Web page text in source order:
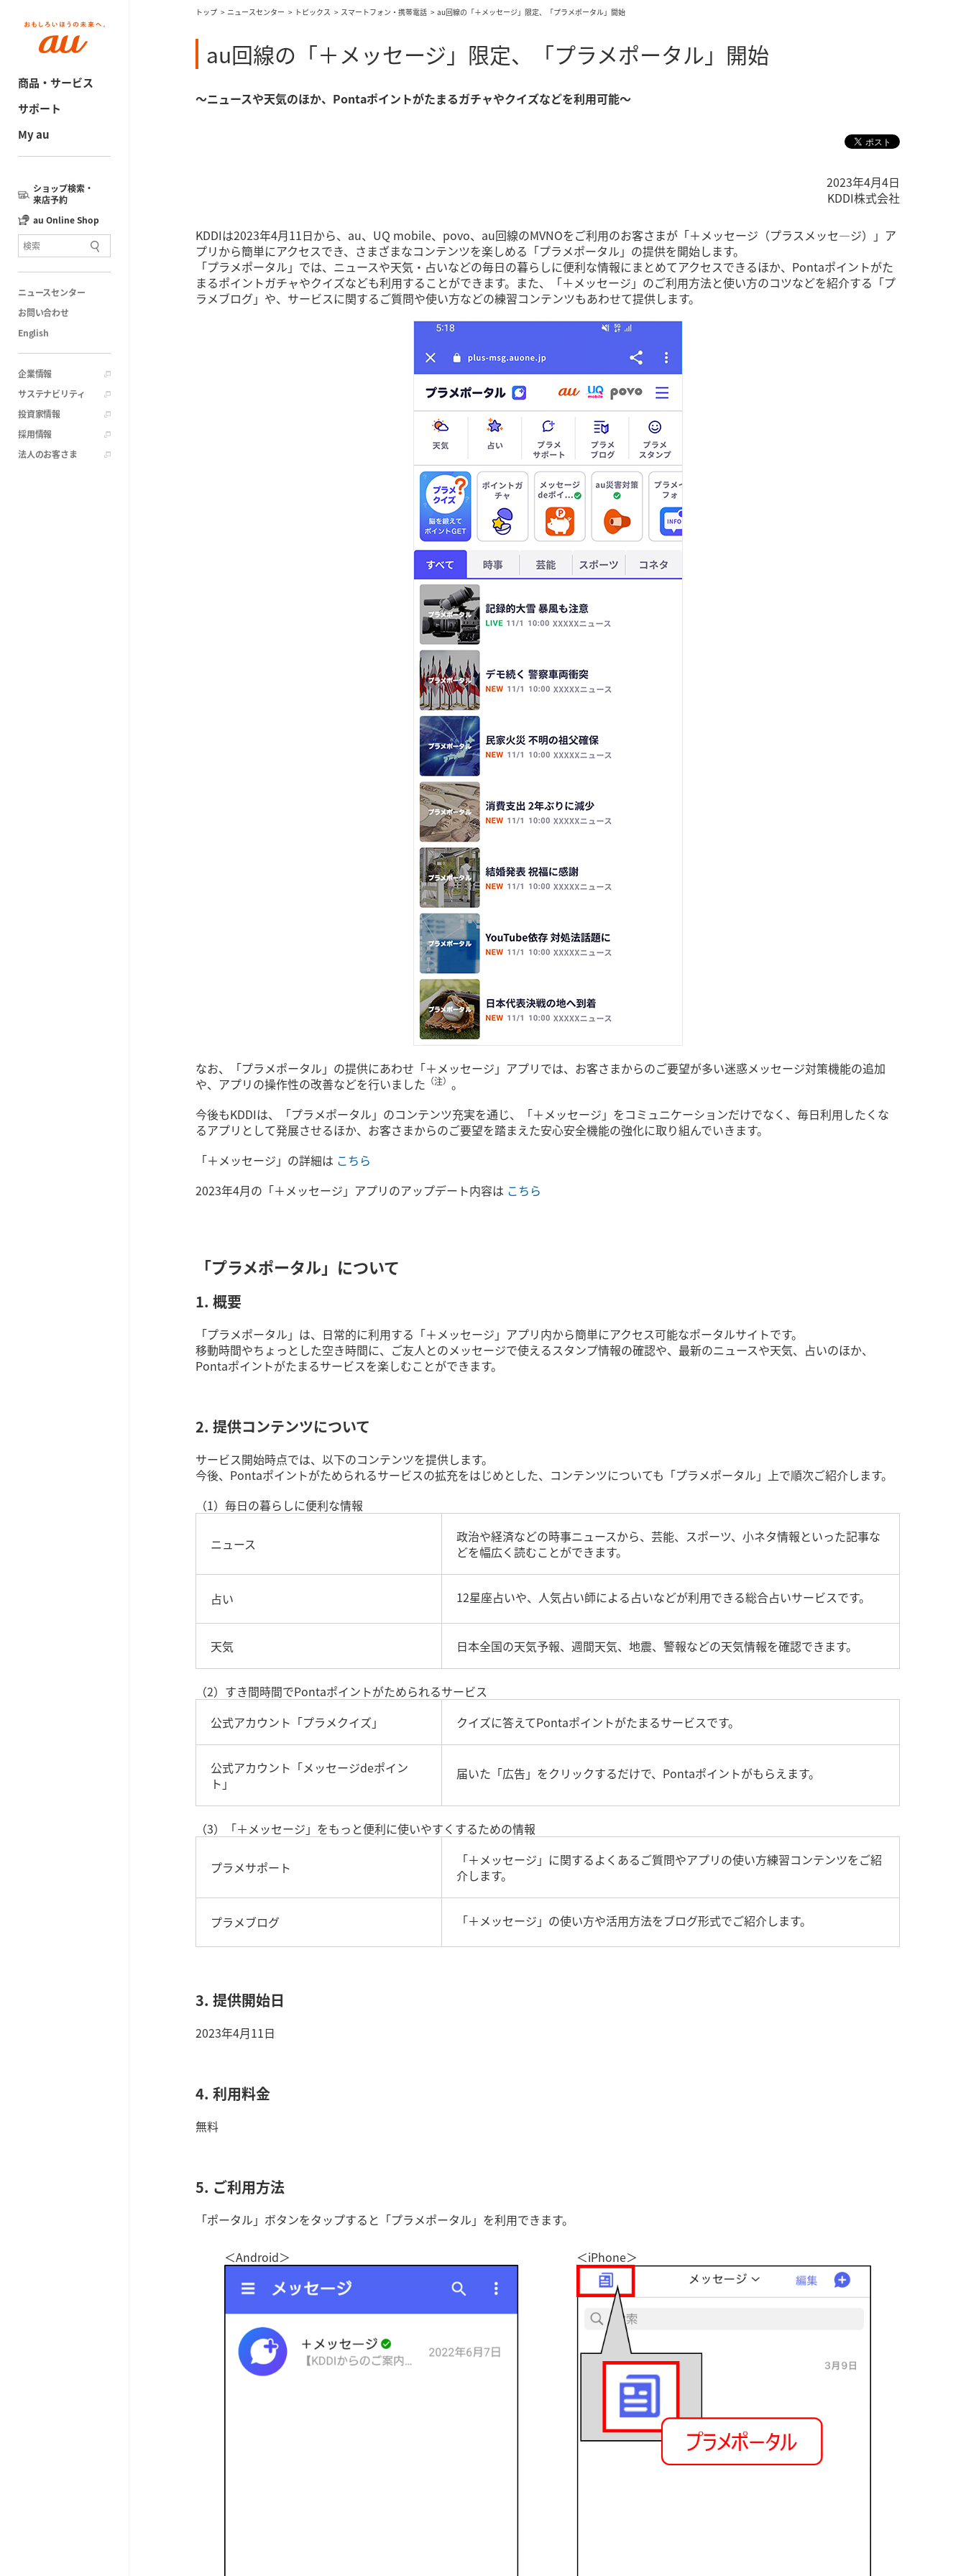
商品・サービス
サポート
My au
ショップ検索・
来店予約
au Online Shop
ニュースセンター
お問い合わせ
English
企業情報
サステナビリティ
投資家情報
採用情報
法人のお客さま
トップ ニュースセンター トピックス スマートフォン・携帯電話 au回線の「＋メッセージ」限定、「プラメポータル」開始
au回線の「＋メッセージ」限定、「プラメポータル」開始
～ニュースや天気のほか、Pontaポイントがたまるガチャやクイズなどを利用可能～
2023年4月4日
KDDI株式会社
KDDIは2023年4月11日から、au、UQ mobile、povo、au回線のMVNOをご利用のお客さまが「＋メッセージ（プラスメッセ―ジ）」ア
プリから簡単にアクセスでき、さまざまなコンテンツを楽しめる「プラメポータル」の提供を開始します。
「プラメポータル」では、ニュースや天気・占いなどの毎日の暮らしに便利な情報にまとめてアクセスできるほか、Pontaポイントがた
まるポイントガチャやクイズなども利用することができます。また、「＋メッセージ」のご利用方法と使い方のコツなどを紹介する「プ
ラメブログ」や、サービスに関するご質問や使い方などの練習コンテンツもあわせて提供します。
なお、「プラメポータル」の提供にあわせ「＋メッセージ」アプリでは、お客さまからのご要望が多い迷惑メッセージ対策機能の追加
や、アプリの操作性の改善などを行いました （注） 。
今後もKDDIは、「プラメポータル」のコンテンツ充実を通じ、「＋メッセージ」をコミュニケーションだけでなく、毎日利用したくな
るアプリとして発展させるほか、お客さまからのご要望を踏まえた安心安全機能の強化に取り組んでいきます。
「＋メッセージ」の詳細は こちら
2023年4月の「＋メッセージ」アプリのアップデート内容は こちら
「プラメポータル」について
1. 概要
「プラメポータル」は、日常的に利用する「＋メッセージ」アプリ内から簡単にアクセス可能なポータルサイトです。
移動時間やちょっとした空き時間に、ご友人とのメッセージで使えるスタンプ情報の確認や、最新のニュースや天気、占いのほか、
Pontaポイントがたまるサービスを楽しむことができます。
2. 提供コンテンツについて
サービス開始時点では、以下のコンテンツを提供します。
今後、Pontaポイントがためられるサービスの拡充をはじめとした、コンテンツについても「プラメポータル」上で順次ご紹介します。
（1）毎日の暮らしに便利な情報
ニュース
政治や経済などの時事ニュースから、芸能、スポーツ、小ネタ情報といった記事な
どを幅広く読むことができます。
占い 12星座占いや、人気占い師による占いなどが利用できる総合占いサービスです。
天気 日本全国の天気予報、週間天気、地震、警報などの天気情報を確認できます。
（2）すき間時間でPontaポイントがためられるサービス
公式アカウント「プラメクイズ」
クイズに答えてPontaポイントがたまるサービスです。
公式アカウント「メッセージdeポイン
ト」
届いた「広告」をクリックするだけで、Pontaポイントがもらえます。
（3）「＋メッセージ」をもっと便利に使いやすくするための情報
プラメサポート
「＋メッセージ」に関するよくあるご質問やアプリの使い方練習コンテンツをご紹
介します。
プラメブログ 「＋メッセージ」の使い方や活用方法をブログ形式でご紹介します。
3. 提供開始日
2023年4月11日
4. 利用料金
無料
5. ご利用方法
「ポータル」ボタンをタップすると「プラメポータル」を利用できます。
＜Android＞ ＜iPhone＞